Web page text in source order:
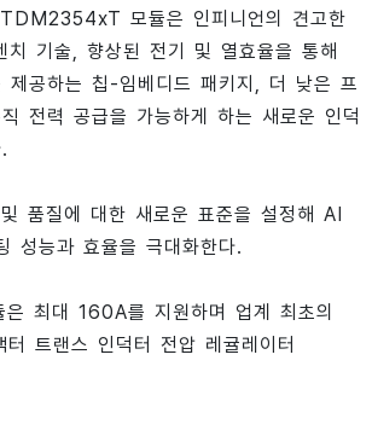
모듈은 인피니언의 견고한
기술, 향상된 전기 및 열효율을 통해
제공하는 칩-임베디드 패키지, 더 낮은 프
전력 공급을 가능하게 하는 새로운 인덕
품질에 대한 새로운 표준을 설정해 AI
성능과 효율을 극대화한다.
최대 160A를 지원하며 업계 최초의
트랜스 인덕터 전압 레귤레이터